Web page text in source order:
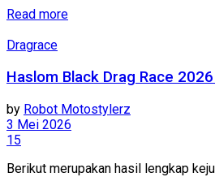
Read more
Dragrace
Haslom Black Drag Race
by Robot Motostylerz
3 Mei 2026
15
Berikut merupakan hasil lengkap